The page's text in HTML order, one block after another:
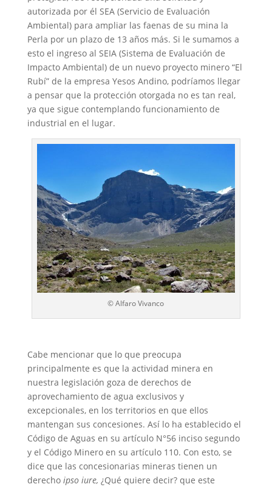
autorizada por él SEA (Servicio de Evaluación
Ambiental) para ampliar las faenas de su mina la
Perla por un plazo de 13 años más. Si le sumamos a
esto el ingreso al SEIA (Sistema de Evaluación de
Impacto Ambiental) de un nuevo proyecto minero “El
Rubí” de la empresa Yesos Andino, podríamos llegar
a pensar que la protección otorgada no es tan real,
ya que sigue contemplando funcionamiento de
industrial en el lugar.
©Alfaro Vivanco
Cabe mencionar que lo que preocupa
principalmente es que la actividad minera en
nuestra legislación goza de derechos de
aprovechamiento de agua exclusivos y
excepcionales, en los territorios en que ellos
mantengan sus concesiones. Así lo ha establecido el
Código de Aguas en su artículo N°56 inciso segundo
y el Código Minero en su artículo 110. Con esto, se
dice que las concesionarias mineras tienen un
derecho ipso iure, ¿Qué quiere decir? que este